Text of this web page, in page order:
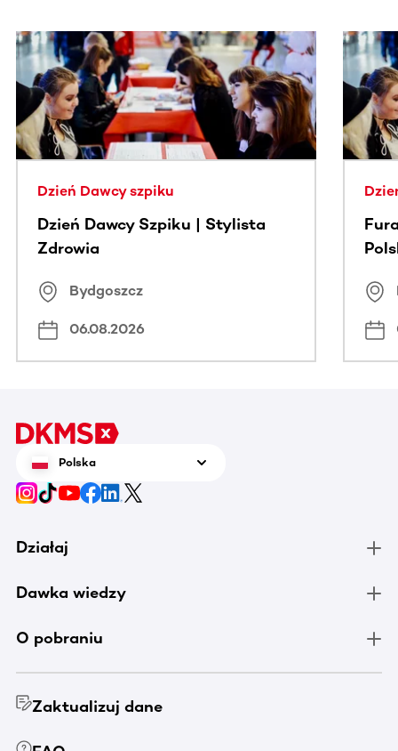
Ta sekcja zawiera treści przewijane w poziomie. Użyj
Dzień Dawcy szpiku
Dzień Dawcy Szpiku | Stylista
Zdrowia
Bydgoszcz
06.08.2026
Polska
Działaj
Dawka wiedzy
O pobraniu
Zaktualizuj dane